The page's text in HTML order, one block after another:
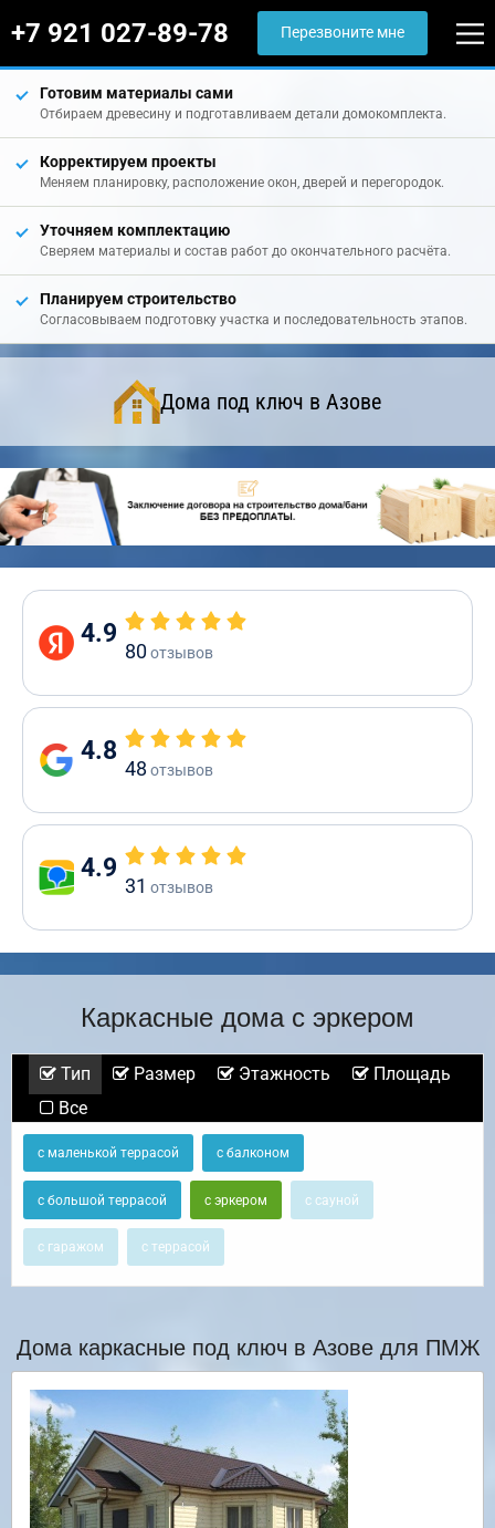
+7 921 027-89-78 Перезвоните мне
Готовим материалы сами
Отбираем древесину и подготавливаем детали домокомплекта.
Корректируем проекты
Меняем планировку, расположение окон, дверей и перегородок.
Уточняем комплектацию
Сверяем материалы и состав работ до окончательного расчёта.
Планируем строительство
Согласовываем подготовку участка и последовательность этапов.
Дома под ключ в Азове
4.9
80отзывов
4.8
48 отзывов
4.9
31 отзывов
Каркасные дома с эркером
Тип Размер Этажность
Площадь
Все
с маленькой террасой с балконом
с большой террасой с эркером с сауной
с гаражом с террасой
Дома каркасные под ключ в Азове для ПМЖ